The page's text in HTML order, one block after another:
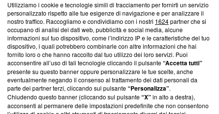
Questa sezione offre informazioni trasparenti su Blasting
News, sui nostri processi editoriali e su come ci impegniamo a
creare news di qualità. Inoltre, afferma la nostra aderenza a
‘Trust Project - News with Integrity’Blasting News non è
ancora membro del programma, ma ha richiesto di farne
parte; Trust Project non ha ancora effettuato una verifica di
conformità agli standard.
Su di noi
Team editoriale
Utilizziamo i cookie e tecnologie simili di tracciamento per fornirti un servizio
personalizzato rispetto alle tue esigenze di navigazione e per analizzare il
nostro traffico. Raccogliamo e condividiamo con i nostri 1624partner che si
occupano di analisi dei dati web, pubblicità e social media, alcune
informazioni sul tuo dispositivo, come l’indirizzo IP e le caratteristiche del tuo
dispositivo, i quali potrebbero combinarle con altre informazioni che hai
fornito loro o che hanno raccolto dal tuo utilizzo dei loro servizi. Puoi
acconsentire all’uso di tali tecnologie cliccando il pulsante“Accetta tutti”
presente su questo banner oppure personalizzare le tue scelte, anche
eventualmente negando il consenso al trattamento dei dati personali da
parte dei partner terzi, cliccando sul pulsante“Personalizza”.
Chiudendo questo banner (cliccando sul pulsante“X”in alto a destra),
acconsenti al permanere delle impostazioni predefinite che non consentono